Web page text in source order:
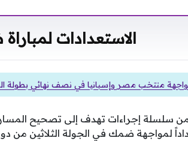
الاستعدادات
منتخب مصر وإسبانيا في نصف نهائي بطولة
سلسلة إجراءات تهدف إلى تصحيح
لمواجهة ضمك في الجولة الثلاثين